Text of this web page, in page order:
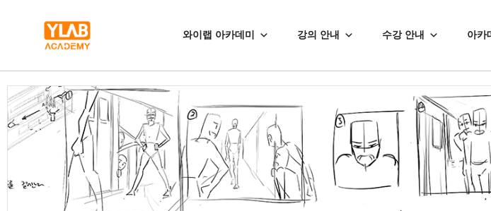
와이랩 아카데미 강의 안내 수강 안내 아카